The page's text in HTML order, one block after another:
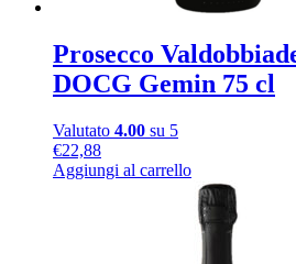
Prosecco
DOCG Gemin 75 cl
Valutato 4.00 su 5
€22,88
Aggiungi al carrello